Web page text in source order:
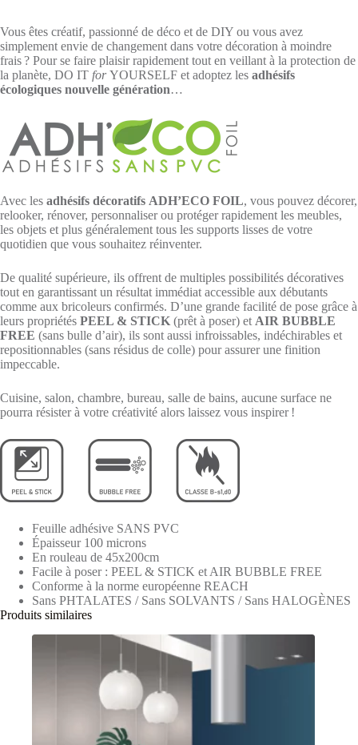
Vous êtes créatif, passionné de déco et de DIY ou vous avez
simplement envie de changement dans votre décoration à moindre
frais ? Pour se faire plaisir rapidement tout en veillant à la protection de
la planète, DO IT forYOURSELF et adoptez les adhésifs
écologiques nouvelle génération…
Avec les adhésifs décoratifs ADH’ECO FOIL, vous pouvez décorer,
relooker, rénover, personnaliser ou protéger rapidement les meubles,
les objets et plus généralement tous les supports lisses de votre
quotidien que vous souhaitez réinventer.
De qualité supérieure, ils offrent de multiples possibilités décoratives
tout en garantissant un résultat immédiat accessible aux débutants
comme aux bricoleurs confirmés. D’une grande facilité de pose grâce à
leurs propriétés PEEL & STICK (prêt à poser) et AIR BUBBLE
FREE (sans bulle d’air), ils sont aussi infroissables, indéchirables et
repositionnables (sans résidus de colle) pour assurer une finition
impeccable.
Cuisine, salon, chambre, bureau, salle de bains, aucune surface ne
pourra résister à votre créativité alors laissez vous inspirer !
Feuille adhésive SANS PVC
Épaisseur 100 microns
En rouleau de 45x200cm
Facile à poser : PEEL & STICK et AIR BUBBLE FREE
Conforme à la norme européenne REACH
Sans PHTALATES / Sans SOLVANTS / Sans HALOGÈNES
Produits similaires